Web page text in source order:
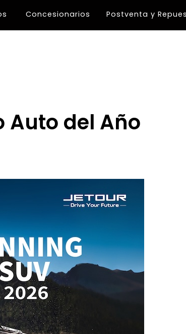
Concesionarios Postventa y
Auto del Año